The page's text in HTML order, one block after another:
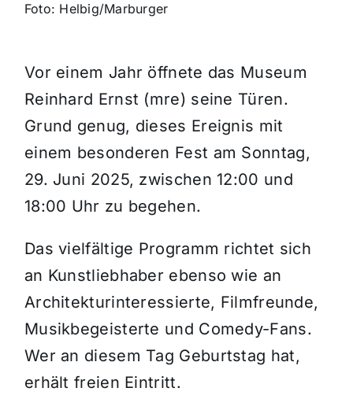
Foto: Helbig/Marburger
Vor einem Jahr öffnete das Museum
Reinhard Ernst (mre) seine Türen.
Grund genug, dieses Ereignis mit
einem besonderen Fest am Sonntag,
29. Juni 2025, zwischen 12:00 und
18:00 Uhr zu begehen.
Das vielfältige Programm richtet sich
an Kunstliebhaber ebenso wie an
Architekturinteressierte, Filmfreunde,
Musikbegeisterte und Comedy-Fans.
Wer an diesem Tag Geburtstag hat,
erhält freien Eintritt.